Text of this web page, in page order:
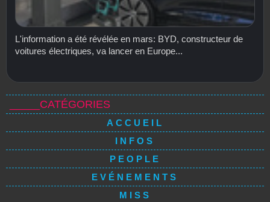
L'information a été révélée en mars: BYD, constructeur de
voitures électriques, va lancer en Europe...
_____CATÉGORIES
ACCUEIL
INFOS
PEOPLE
EVÉNEMENTS
MISS